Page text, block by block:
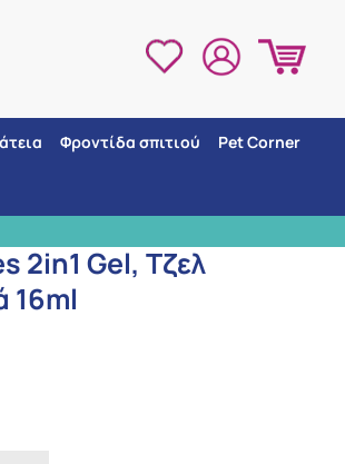
Φροντίδα σπιτιού Pet Corner
2in1 Gel, Tζελ
16ml